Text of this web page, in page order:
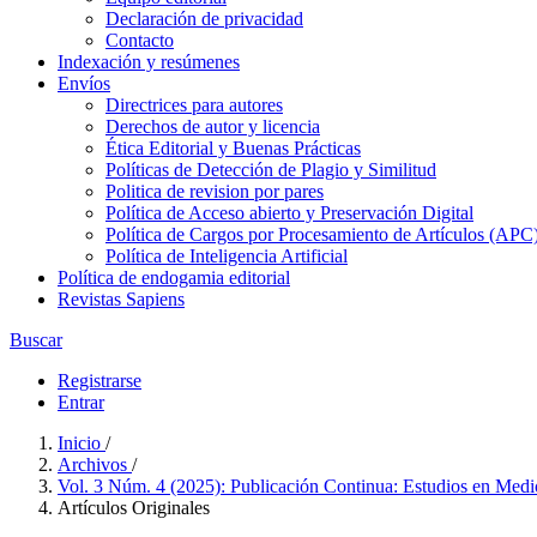
Declaración de privacidad
Contacto
Indexación y resúmenes
Envíos
Directrices para autores
Derechos de autor y licencia
Ética Editorial y Buenas Prácticas
Políticas de Detección de Plagio y Similitud
Politica de revision por pares
Política de Acceso abierto y Preservación Digital
Política de Cargos por Procesamiento de Artículos
Política de Inteligencia Artificial
Política de endogamia editorial
Revistas Sapiens
Buscar
Registrarse
Entrar
Inicio /
Archivos /
Vol. 3 Núm. 4 (2025): Publicación Continua: Estudios en
Artículos Originales